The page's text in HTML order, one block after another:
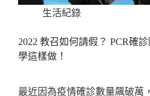
生活紀錄
2022 教召如何請假？ PCR確
學這樣做！
最近因為疫情確診數量飆破萬